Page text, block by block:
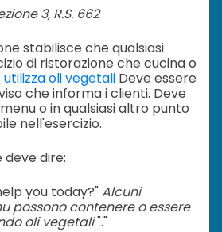
3, R.S. 662
stabilisce che qualsiasi
di ristorazione che cucina o
oli vegetali Deve essere
che informa i clienti. Deve
o in qualsiasi altro punto
nell'esercizio.
deve dire:
you today?"Alcuni
possono contenere o essere
oli vegetali"."